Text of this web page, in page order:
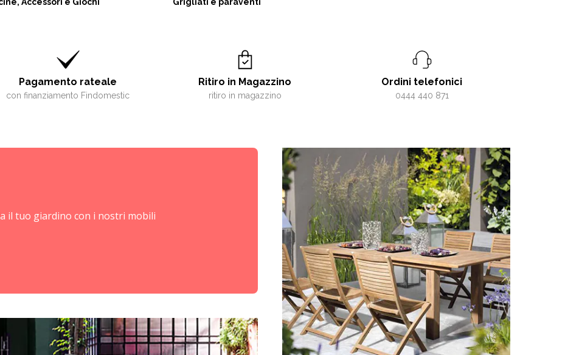
Pagamento rateale
con finanziamento Findomestic
Ritiro in Magazzino
ritiro in magazzino
Ordini telefonici
0444 440 871
il tuo giardino con i nostri mobili